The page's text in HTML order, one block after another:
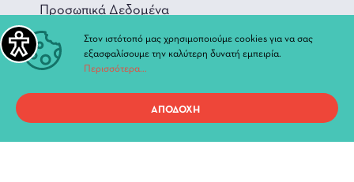
Προσωπικά Δεδομένα
Όροι χρήσης ιστοτόπου
Στον ιστότοπό μας χρησιμοποιούμε cookies για να σας
εξασφαλίσουμε την καλύτερη δυνατή εμπειρία.
Περισσότερα...
ΑΠΟΔΟΧΗ